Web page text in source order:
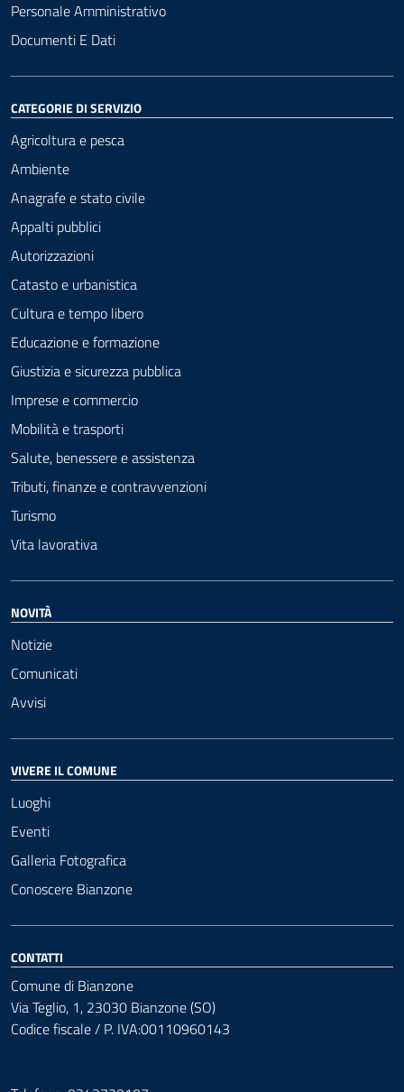
Personale Amministrativo
Documenti E Dati
CATEGORIE DI SERVIZIO
Agricoltura e pesca
Ambiente
Anagrafe e stato civile
Appalti pubblici
Autorizzazioni
Catasto e urbanistica
Cultura e tempo libero
Educazione e formazione
Giustizia e sicurezza pubblica
Imprese e commercio
Mobilità e trasporti
Salute, benessere e assistenza
Tributi, finanze e contravvenzioni
Turismo
Vita lavorativa
NOVITÀ
Notizie
Comunicati
Avvisi
VIVERE IL COMUNE
Luoghi
Eventi
Galleria Fotografica
Conoscere Bianzone
CONTATTI
Comune di Bianzone
Via Teglio, 1, 23030 Bianzone (SO)
Codice fiscale / P. IVA:00110960143